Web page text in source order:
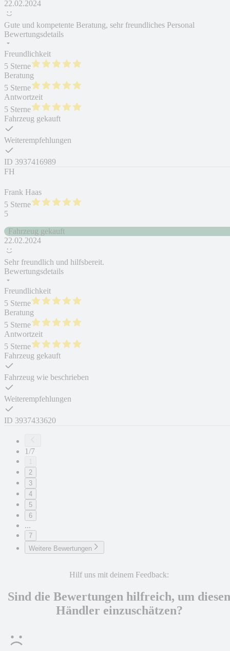
22.02.2024
Gute und kompetente Beratung, sehr freundliches Personal
Bewertungsdetails
Freundlichkeit
5 Sterne
Beratung
5 Sterne
Antwortzeit
5 Sterne
Fahrzeug gekauft
Weiterempfehlungen
ID 3937416989
FH
Frank Haas
5 Sterne
5
Fahrzeug gekauft
22.02.2024
Sehr freundlich und hilfsbereit.
Bewertungsdetails
Freundlichkeit
5 Sterne
Beratung
5 Sterne
Antwortzeit
5 Sterne
Fahrzeug gekauft
Fahrzeug wie beschrieben
Weiterempfehlungen
ID 3937433620
1/7
2
3
4
5
6
...
7
Weitere Bewertungen
Hilf uns mit deinem Feedback:
Sind die Bewertungen hilfreich, um diesen
Händler einzuschätzen?